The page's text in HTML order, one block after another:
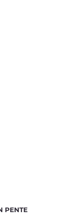
PENTE